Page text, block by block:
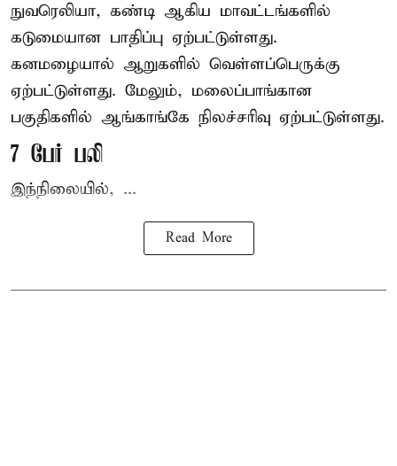
நுவரெலியா, கண்டி ஆகிய மாவட்டங்களில்
கடுமையான பாதிப்பு ஏற்பட்டுள்ளது.
கனமழையால் ஆறுகளில் வெள்ளப்பெருக்கு
ஏற்பட்டுள்ளது. மேலும், மலைப்பாங்கான
பகுதிகளில் ஆங்காங்கே நிலச்சரிவு ஏற்பட்டுள்ளது.
7 பேர் பலி
இந்நிலையில், ...
Read More